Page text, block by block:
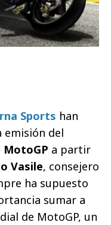
Sports han
emisión del
MotoGP a partir
Vasile, consejero
ha supuesto
sumar a
de MotoGP, un